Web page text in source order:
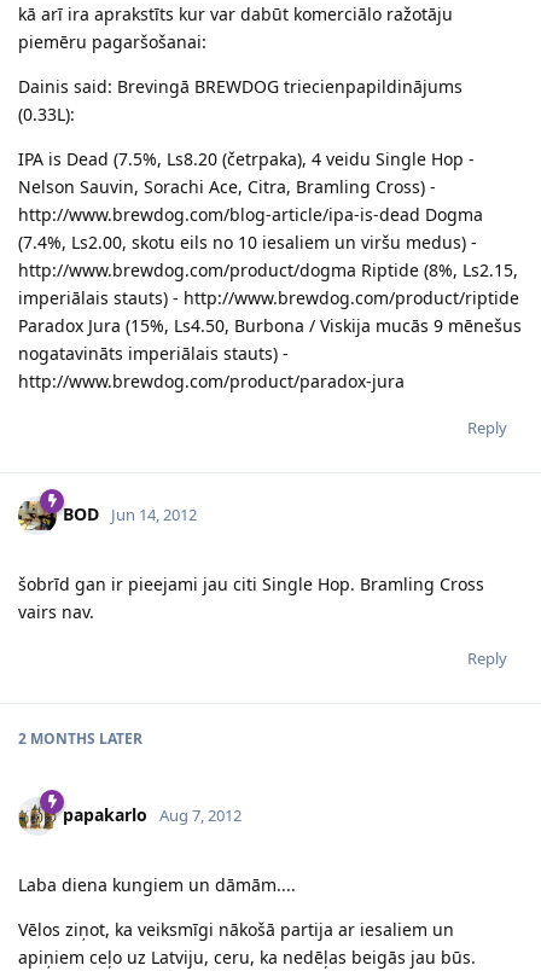
kā arī ira aprakstīts kur var dabūt komerciālo ražotāju
piemēru pagaršošanai:
Dainis said: Brevingā BREWDOG triecienpapildinājums
(0.33L):
IPA is Dead (7.5%, Ls8.20 (četrpaka), 4 veidu Single Hop -
Nelson Sauvin, Sorachi Ace, Citra, Bramling Cross) -
http://www.brewdog.com/blog-article/ipa-is-dead Dogma
(7.4%, Ls2.00, skotu eils no 10 iesaliem un viršu medus) -
http://www.brewdog.com/product/dogma Riptide (8%, Ls2.15,
imperiālais stauts) - http://www.brewdog.com/product/riptide
Paradox Jura (15%, Ls4.50, Burbona / Viskija mucās 9 mēnešus
nogatavināts imperiālais stauts) -
http://www.brewdog.com/product/paradox-jura
Reply
BOD Jun 14, 2012
šobrīd gan ir pieejami jau citi Single Hop. Bramling Cross
vairs nav.
Reply
2 MONTHS LATER
papakarlo Aug 7, 2012
Laba diena kungiem un dāmām....
Vēlos ziņot, ka veiksmīgi nākošā partija ar iesaliem un
apiņiem ceļo uz Latviju, ceru, ka nedēļas beigās jau būs.